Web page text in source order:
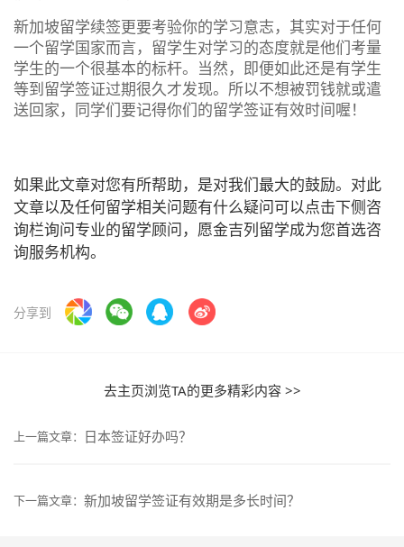
新加坡留学续签更要考验你的学习意志，其实对于任何
一个留学国家而言，留学生对学习的态度就是他们考量
学生的一个很基本的标杆。当然，即便如此还是有学生
等到留学签证过期很久才发现。所以不想被罚钱就或遣
送回家，同学们要记得你们的留学签证有效时间喔！
如果此文章对您有所帮助，是对我们最大的鼓励。对此
文章以及任何留学相关问题有什么疑问可以点击下侧咨
询栏询问专业的留学顾问，愿金吉列留学成为您首选咨
询服务机构。
分享到
去主页浏览TA的更多精彩内容 >>
上一篇文章： 日本签证好办吗？
下一篇文章： 新加坡留学签证有效期是多长时间？